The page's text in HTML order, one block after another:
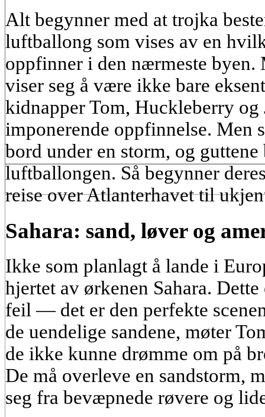
Alt begynner med at trojka
luftballong som vises av en
oppfinner i den nærmeste byen.
viser seg å være ikke bare
kidnapper Tom, Huckleberry
imponerende oppfinnelse. Men
bord under en storm, og
luftballongen. Så begynner
reise over Atlanterhavet til
Sahara: sand, løver og
Ikke som planlagt å lande i
hjertet av ørkenen Sahara.
feil — det er den perfekte
de uendelige sandene, møter
de ikke kunne drømme om på
De må overleve en sandstorm,
seg fra bevæpnede røvere og